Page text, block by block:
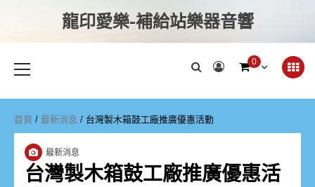
龍印愛樂-補給站樂器音響
0
首頁 / 最新消息 / 台灣製木箱鼓工廠推廣優惠活動
最新消息
台灣製木箱鼓工廠推廣優惠活